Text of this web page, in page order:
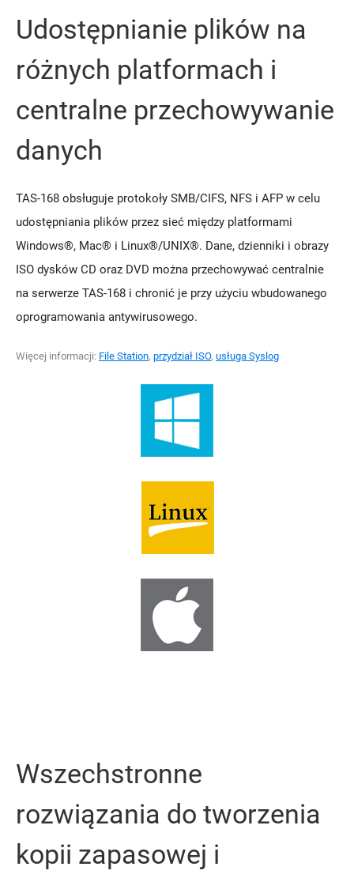
Udostępnianie plików na
różnych platformach i
centralne przechowywanie
danych
TAS-168 obsługuje protokoły SMB/CIFS, NFS i AFP w celu
udostępniania plików przez sieć między platformami
Windows®, Mac® i Linux®/UNIX®. Dane, dzienniki i obrazy
ISO dysków CD oraz DVD można przechowywać centralnie
na serwerze TAS-168 i chronić je przy użyciu wbudowanego
oprogramowania antywirusowego.
Więcej informacji: File Station, przydział ISO, usługa Syslog
Wszechstronne
rozwiązania do tworzenia
kopii zapasowej i